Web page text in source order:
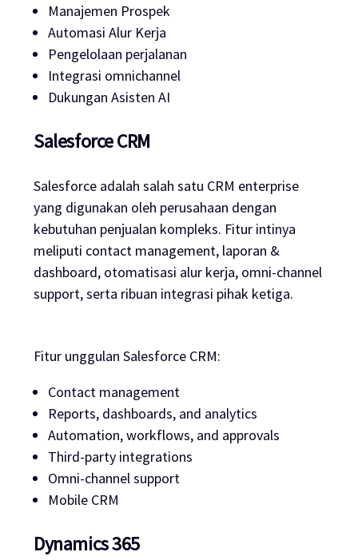
Manajemen Prospek
Automasi Alur Kerja
Pengelolaan perjalanan
Integrasi omnichannel
Dukungan Asisten AI
Salesforce CRM
Salesforce adalah salah satu CRM enterprise
yang digunakan oleh perusahaan dengan
kebutuhan penjualan kompleks. Fitur intinya
meliputi contact management, laporan &
dashboard, otomatisasi alur kerja, omni-channel
support, serta ribuan integrasi pihak ketiga.
Fitur unggulan Salesforce CRM:
Contact management
Reports, dashboards, and analytics
Automation, workflows, and approvals
Third-party integrations
Omni-channel support
Mobile CRM
Dynamics 365